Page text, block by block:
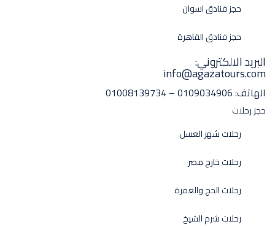
حجز فنادق اسوان
حجز فنادق القاهرة
البريد الالكتروني:
info@agazatours.com
الهاتف:0109034906 – 01008139734
حجز رحلات
رحلات شهر العسل
رحلات خارج مصر
رحلات الحج والعمرة
رحلات شرم الشيخ